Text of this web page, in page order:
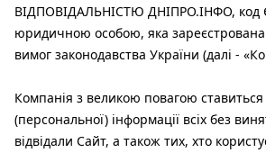
ВІДПОВІДАЛЬНІСТЮ ДНІПРО.ІНФО, код
юридичною особою, яка зареєстрована
вимог законодавства України (далі -
Компанія з великою повагою ставиться
(персональної) інформації всіх без
відвідали Сайт, а також тих, хто